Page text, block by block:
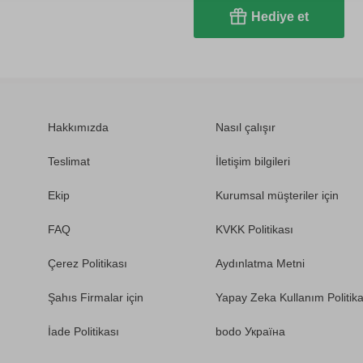
Hediye et
Hakkımızda Nasıl çalışır
Teslimat İletişim bilgileri
Ekip Kurumsal müşteriler için
FAQ KVKK Politikası
Çerez Politikası Aydınlatma Metni
Şahıs Firmalar için Yapay Zeka Kullanım
İade Politikası bodo Україна